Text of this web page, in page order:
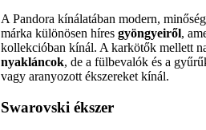
A Pandora kínálatában modern,
márka különösen híres gyöngyeiről,
kollekcióban kínál. A karkötők mellett
nyakláncok, de a fülbevalók és a
vagy aranyozott ékszereket kínál.
Swarovski ékszer